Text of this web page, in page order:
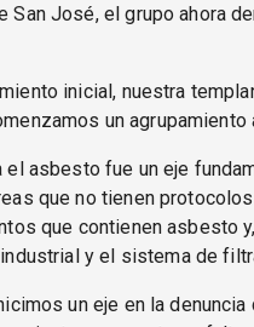
San José, el grupo ahora
inicial, nuestra
un agrupamiento
el asbesto fue un eje
que no tienen
que contienen asbesto
y el sistema de
un eje en la